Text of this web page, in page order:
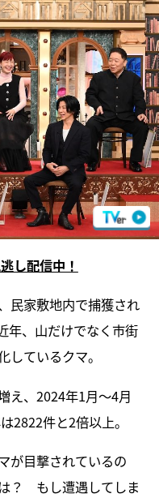
し配信中！
民家敷地内で捕獲され
年、山だけでなく市街
ているクマ。
え、2024年1月～4月
2822件と2倍以上。
が目撃されているの
？ もし遭遇してしま